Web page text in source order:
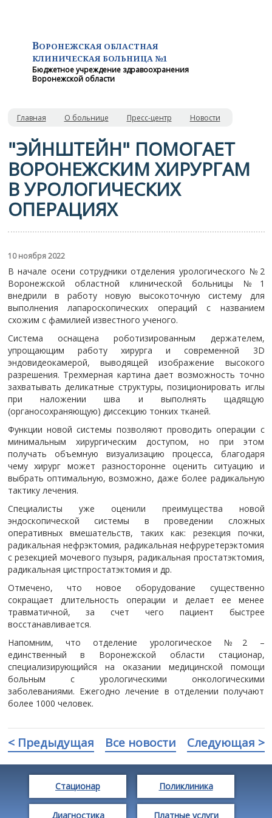
ВОРОНЕЖСКАЯ ОБЛАСТНАЯ
КЛИНИЧЕСКАЯ БОЛЬНИЦА №1
Бюджетное учреждение здравоохранения
Воронежской области
Главная О больнице Пресс-центр Новости
"ЭЙНШТЕЙН" ПОМОГАЕТ
ВОРОНЕЖСКИМ ХИРУРГАМ
В УРОЛОГИЧЕСКИХ
ОПЕРАЦИЯХ
10 ноября 2022
В начале осени сотрудники отделения урологического №2
Воронежской областной клинической больницы №1
внедрили в работу новую высокоточную систему для
выполнения лапароскопических операций с названием
схожим с фамилией известного ученого.
Система оснащена роботизированным держателем,
упрощающим работу хирурга и современной 3D
эндовидеокамерой, выводящей изображение высокого
разрешения. Трехмерная картина дает возможность точно
захватывать деликатные структуры, позиционировать иглы
при наложении шва и выполнять щадящую
(органосохраняющую) диссекцию тонких тканей.
Функции новой системы позволяют проводить операции с
минимальным хирургическим доступом, но при этом
получать объемную визуализацию процесса, благодаря
чему хирург может разносторонне оценить ситуацию и
выбрать оптимальную, возможно, даже более радикальную
тактику лечения.
Специалисты уже оценили преимущества новой
эндоскопической системы в проведении сложных
оперативных вмешательств, таких как: резекция почки,
радикальная нефрэктомия, радикальная нефруретерэктомия
с резекцией мочевого пузыря, радикальная простатэктомия,
радикальная цистпростатэктомия и др.
Отмечено, что новое оборудование существенно
сокращает длительность операции и делает ее менее
травматичной, за счет чего пациент быстрее
восстанавливается.
Напомним, что отделение урологическое №2 –
единственный в Воронежской области стационар,
специализирующийся на оказании медицинской помощи
больным с урологическими онкологическими
заболеваниями. Ежегодно лечение в отделении получают
более 1000 человек.
< Предыдущая Все новости Следующая >
Стационар Поликлиника
Диагностика Платные услуги